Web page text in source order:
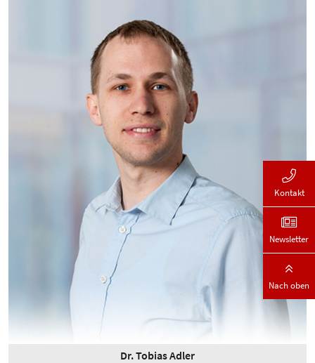
Dr. Tobias Adler
Kontakt
Newsletter
Nach oben